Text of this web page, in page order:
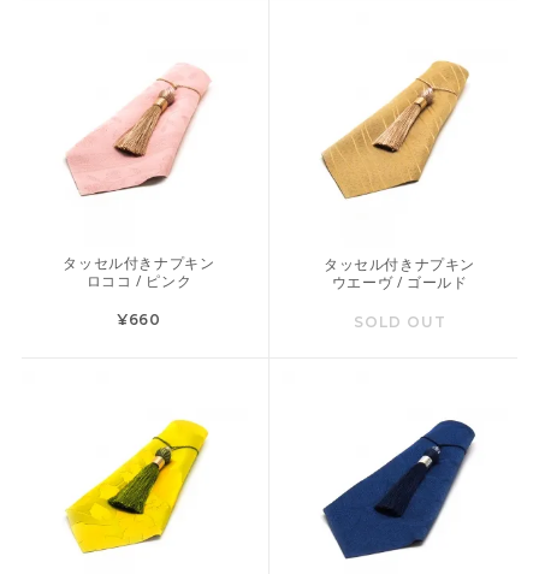
タッセル付きナプキン
ロココ / ピンク
¥660
タッセル付きナプキン
ウエーヴ / ゴールド
SOLD OUT